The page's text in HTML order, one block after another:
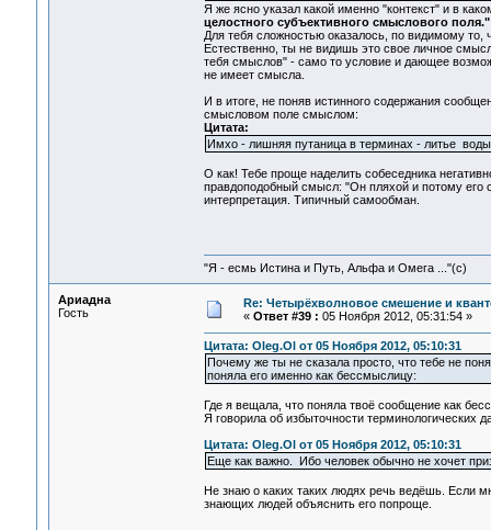
Я же ясно указал какой именно "контекст" и в
целостного субъективного смыслового поля."
Для тебя сложностью оказалось, по видимому
Естественно, ты не видишь это свое личное
тебя смыслов" - само то условие и дающее
не имеет смысла.
И в итоге, не поняв истинного содержания
смысловом поле смыслом:
Цитата:
Имхо - лишняя путаница в терминах - литье
О как! Тебе проще наделить собеседника
правдоподобный смысл: "Он пляхой и потому его
интерпретация. Типичный самообман.
"Я - есмь Истина и Путь, Альфа и Омега ..."(с)
Ариадна
Гость
Re: Четырёхволновое смешение и
« Ответ #39 : 05 Ноября 2012, 05:31:54 »
Цитата: Oleg.Ol от 05 Ноября 2012, 05:10:31
Почему же ты не сказала просто, что тебе не
поняла его именно как бессмыслицу:
Где я вещала, что поняла твоё сообщение как
Я говорила об избыточности терминологических
Цитата: Oleg.Ol от 05 Ноября 2012, 05:10:31
Еще как важно. Ибо человек обычно не хочет
Не знаю о каких таких людях речь ведёшь. Если
знающих людей объяснить его попроще.